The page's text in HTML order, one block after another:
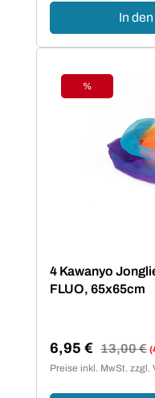
In
Rabatt
%
4 Kawanyo
FLUO, 65x65cm
Verkaufspreis:
6,95 € Regulärer
13,00 €
Preise inkl. MwSt. zzgl.